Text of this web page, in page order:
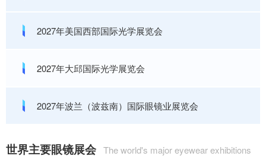
2027年美国西部国际光学展览会
2027年大邱国际光学展览会
2027年波兰（波兹南）国际眼镜业展览会
世界主要眼镜展会 The world's major eyewear exhibitions